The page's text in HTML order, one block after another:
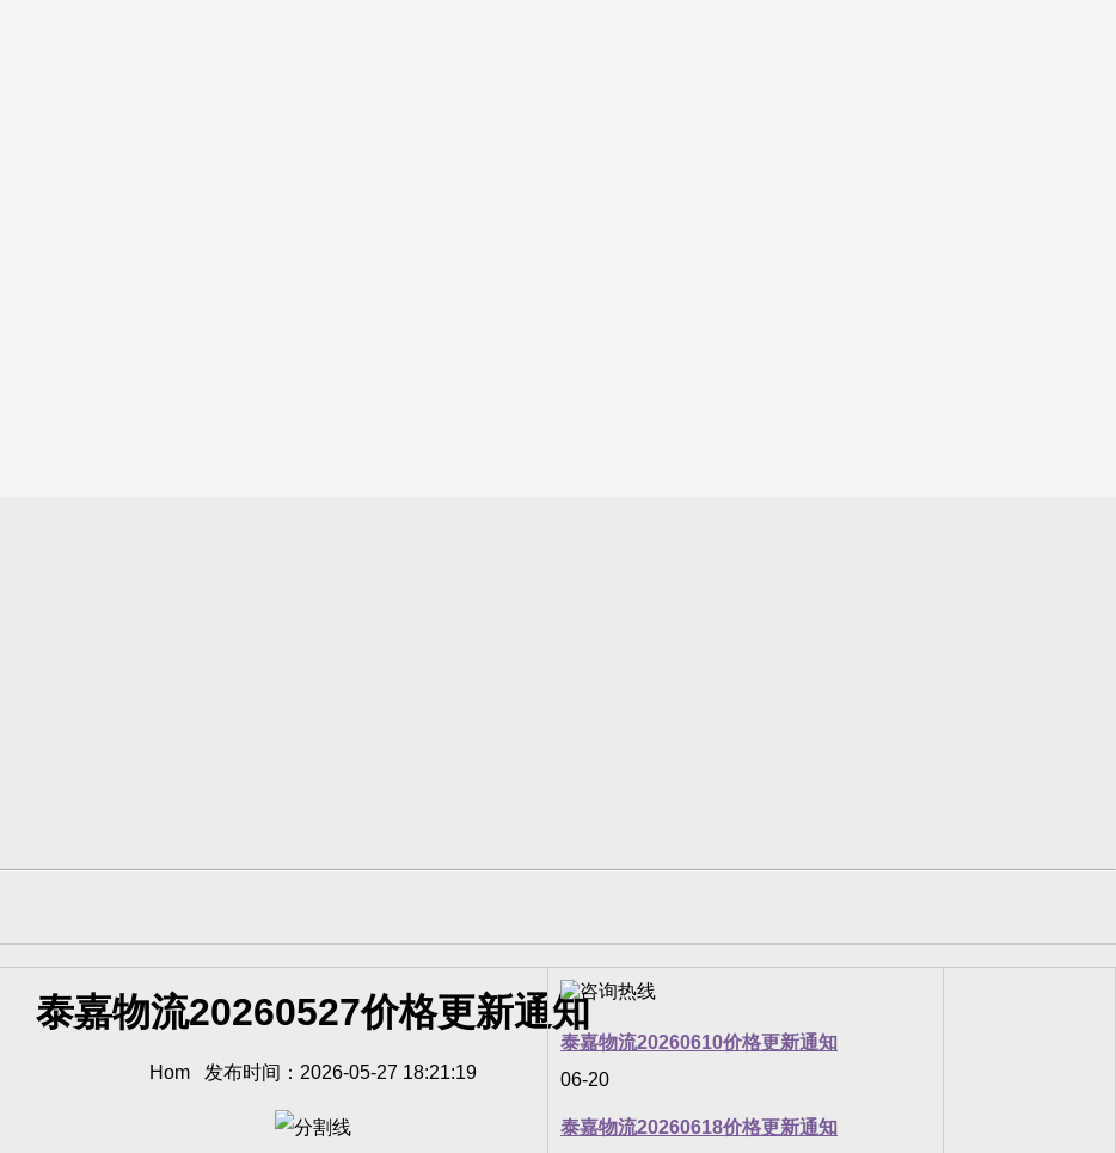
泰嘉物流20260610价格更新通知
06-20
泰嘉物流20260618价格更新通知
泰嘉物流20260527价格更新通知
Hom 发布时间：2026-05-27 18:21:19